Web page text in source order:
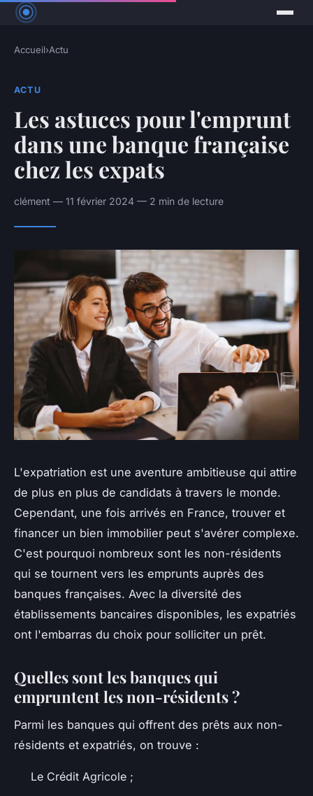
Accueil›Actu
ACTU
Les astuces pour l'emprunt
dans une banque française
chez les expats
clément — 11 février 2024 — 2 min de lecture
L'expatriation est une aventure ambitieuse qui attire
de plus en plus de candidats à travers le monde.
Cependant, une fois arrivés en France, trouver et
financer un bien immobilier peut s'avérer complexe.
C'est pourquoi nombreux sont les non-résidents
qui se tournent vers les emprunts auprès des
banques françaises. Avec la diversité des
établissements bancaires disponibles, les expatriés
ont l'embarras du choix pour solliciter un prêt.
Quelles sont les banques qui
empruntent les non-résidents ?
Parmi les banques qui offrent des prêts aux non-
résidents et expatriés, on trouve :
Le Crédit Agricole ;